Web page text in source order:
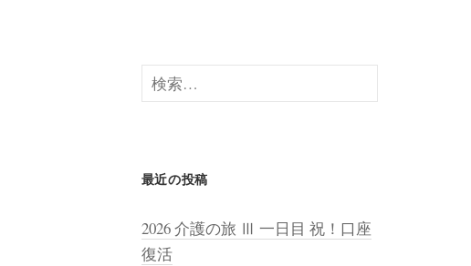
検
索:
最近の投稿
2026 介護の旅 Ⅲ 一日目 祝！口座
復活